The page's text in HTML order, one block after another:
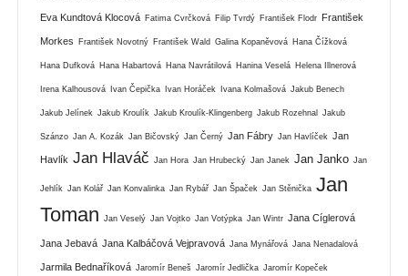
Eva Kundtová Klocová Fatima Cvrčková Filip Tvrdý František Flodr František
Morkes František Novotný František Wald Galina Kopaněvová Hana Čížková
Hana Dufková Hana Habartová Hana Navrátilová Hanina Veselá Helena Illnerová
Irena Kalhousová Ivan Čepička Ivan Horáček Ivana Kolmašová Jakub Benech
Jakub Jelínek Jakub Kroulík Jakub Kroulík-Klingenberg Jakub Rozehnal Jakub
Szánzo Jan A. Kozák Jan Bičovský Jan Černý Jan Fábry Jan Havlíček Jan
Havlík Jan Hlaváč Jan Hora Jan Hrubecký Jan Janek Jan Janko Jan
Jehlík Jan Kolář Jan Konvalinka Jan Rybář Jan Špaček Jan Stěnička Jan
Toman
Jan Veselý Jan Vojtko Jan Votýpka Jan Wintr Jana Cíglerová
Jana Jebavá Jana Kalbáčová Vejpravová Jana Mynářová Jana Nenadalová
Jarmila Bednaříková Jaromír Beneš Jaromír Jedlička Jaromír Kopeček